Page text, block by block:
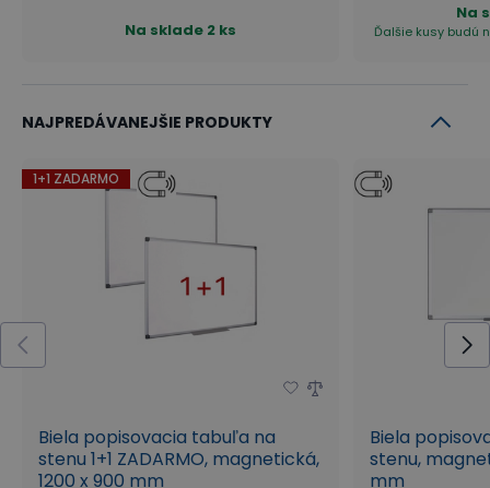
Na sklade 2 ks
Na
Ďalšie kusy budú
NAJPREDÁVANEJŠIE PRODUKTY
1+1 ZADARMO
Biela popisovacia tabuľa na
stenu 1+1 ZADARMO, magnetická,
1200 x 900 mm
Biela
stenu,
mm